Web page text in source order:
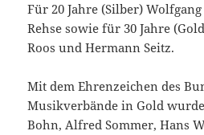
Für 20 Jahre (Silber)
Rehse sowie für 30 Jahre
Roos und Hermann Seitz.
Mit dem Ehrenzeichen des
Musikverbände in Gold
Bohn, Alfred Sommer, Hans